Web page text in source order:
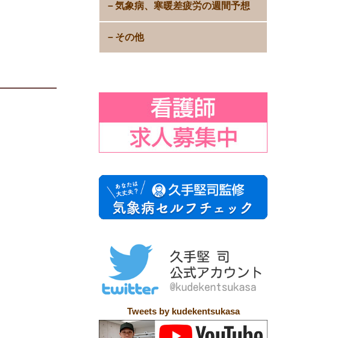
気象病、寒暖差疲労の週間予想
その他
Tweets by kudekentsukasa